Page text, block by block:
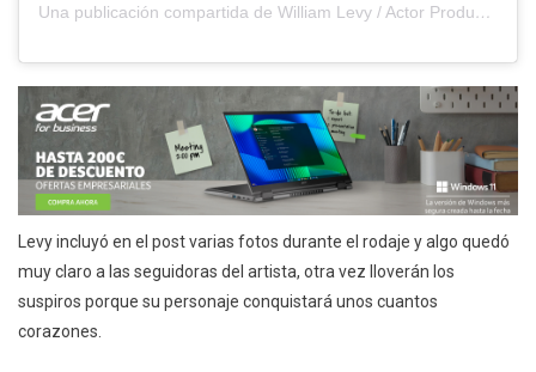
Una publicación compartida de William Levy / Actor Producer (@willevy)
Levy incluyó en el post varias fotos durante el rodaje y algo quedó
muy claro a las seguidoras del artista, otra vez lloverán los
suspiros porque su personaje conquistará unos cuantos
corazones.